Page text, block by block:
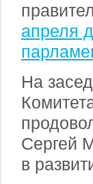
апреля
На
Сергей
в